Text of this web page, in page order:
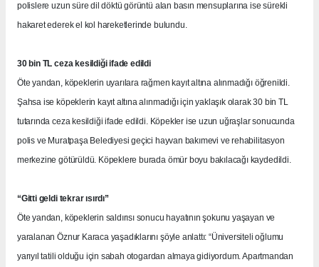
polislere uzun süre dil döktü görüntü alan basın mensuplarına ise sürekli
hakaret ederek el kol hareketlerinde bulundu.
30 bin TL ceza kesildiği ifade edildi
Öte yandan, köpeklerin uyarılara rağmen kayıt altına alınmadığı öğrenildi.
Şahsa ise köpeklerin kayıt altına alınmadığı için yaklaşık olarak 30 bin TL
tutarında ceza kesildiği ifade edildi. Köpekler ise uzun uğraşlar sonucunda
polis ve Muratpaşa Belediyesi geçici hayvan bakımevi ve rehabilitasyon
merkezine götürüldü. Köpeklere burada ömür boyu bakılacağı kaydedildi.
“Gitti geldi tekrar ısırdı”
Öte yandan, köpeklerin saldırısı sonucu hayatının şokunu yaşayan ve
yaralanan Öznur Karaca yaşadıklarını şöyle anlattı: “Üniversiteli oğlumu
yarıyıl tatili olduğu için sabah otogardan almaya gidiyordum. Apartmandan